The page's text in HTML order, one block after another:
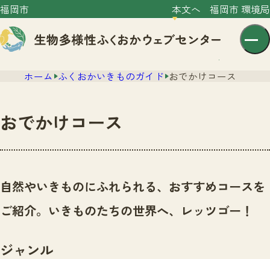
福岡市 本文へ 福岡市 環境局
センター紹介
センター紹介TOP
サイトポリシー
ニュース
いきものガイド
イベント
ホーム ふくおかいきものガイド おでかけコース
おでかけコース
自然やいきものにふれられる、おすすめコースを
ご紹介。いきものたちの世界へ、レッツゴー！
ジャンル